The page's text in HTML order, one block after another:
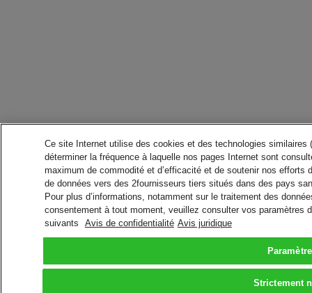
Ce site Internet utilise des cookies et des technologies
déterminer la fréquence à laquelle nos pages Internet sont
maximum de commodité et d’efficacité et de soutenir nos
de données vers des 2fournisseurs tiers situés dans des pays
Pour plus d’informations, notamment sur le traitement des
consentement à tout moment, veuillez consulter vos paramètres
suivants
Avis de confidentialité Avis juridique
Strictement